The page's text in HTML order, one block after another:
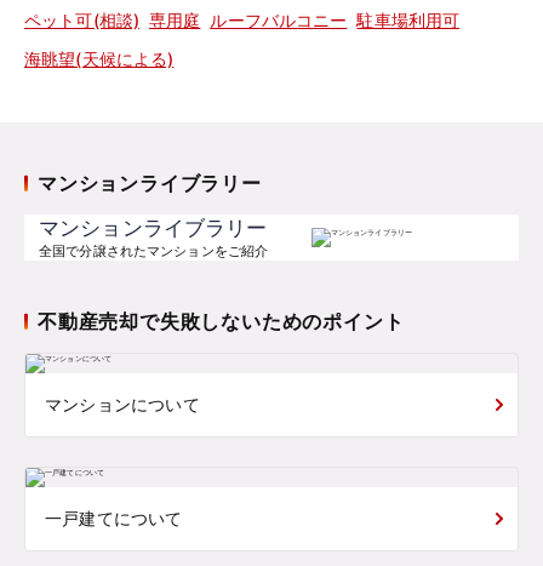
ペット可(相談) 専用庭 ルーフバルコニー 駐車場利用可
海眺望(天候による)
マンションライブラリー
マンションライブラリー
全国で分譲されたマンションをご紹介
不動産売却で失敗しないためのポイント
マンションについて
一戸建てについて